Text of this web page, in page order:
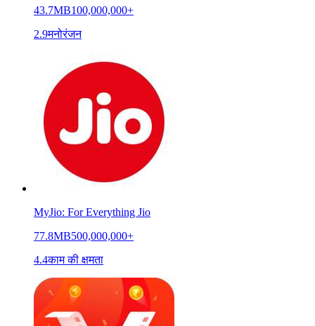
43.7MB100,000,000+
2.9मनोरंजन
MyJio: For Everything Jio
77.8MB500,000,000+
4.4काम की क्षमता